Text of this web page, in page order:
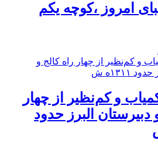
امروز ،کوچه یکم
و کم‌نظیر از چهار
دبيرستان البرز حدود